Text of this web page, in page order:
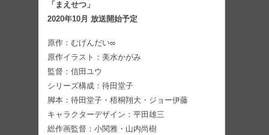
「まえせつ」
2020年10月 放送開始予定
原作：むげんだい∞
原作イラスト：美水かがみ
監督：信田ユウ
シリーズ構成：待田堂子
脚本：待田堂子・梧桐翔大・ジョー伊藤
キャラクターデザイン：平田雄三
総作画監督：小関雅・山内尚樹